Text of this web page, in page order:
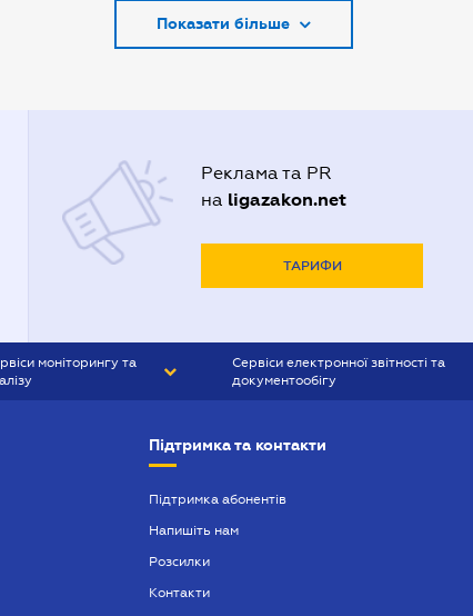
Адвокати Києва
Адвокати Полтави
Адвокати Харькова
Адвокаты Кривого Рогу
Показати більше
Реклама та PR
на ligazakon.net
ТАРИФИ
моніторингу та
Сервіси електронної звітності та
документообігу
Підтримка та контакти
Підтримка абонентів
Напишіть нам
Розсилки
Контакти